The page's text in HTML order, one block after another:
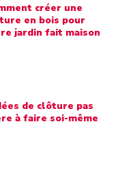
créer une
en bois pour
jardin fait maison
de clôture pas
à faire soi-même